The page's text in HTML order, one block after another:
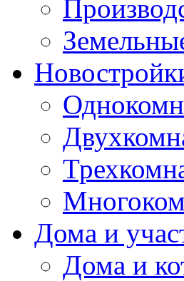
Дома и
Дома и